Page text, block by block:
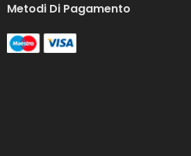
Metodi Di Pagamento